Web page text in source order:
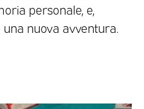
personale, e,
nuova avventura.